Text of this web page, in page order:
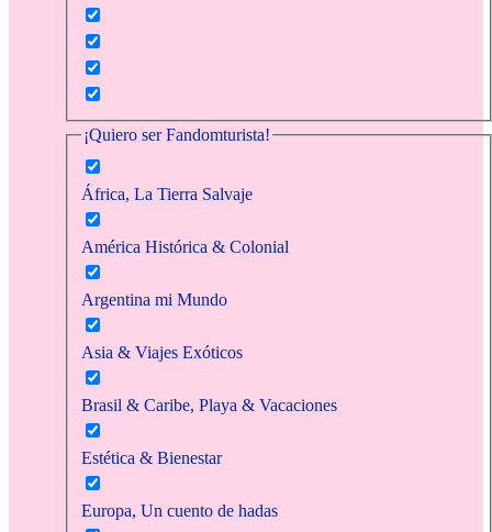
¡Quiero ser Fandomturista!
África, La Tierra Salvaje
América Histórica & Colonial
Argentina mi Mundo
Asia & Viajes Exóticos
Brasil & Caribe, Playa & Vacaciones
Estética & Bienestar
Europa, Un cuento de hadas